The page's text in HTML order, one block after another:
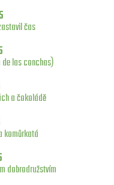
čas
las conchas)
a čokoládě
komůrkatá
dobrodružstvím